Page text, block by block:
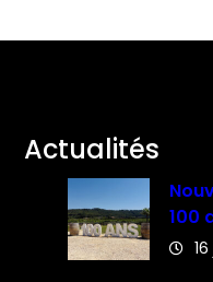
Actualités
100